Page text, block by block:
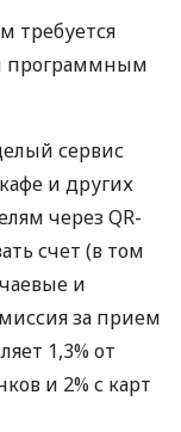
требуется
программным
сервис
и других
через QR-
счет (в том
и
за прием
1,3% от
и 2% с карт